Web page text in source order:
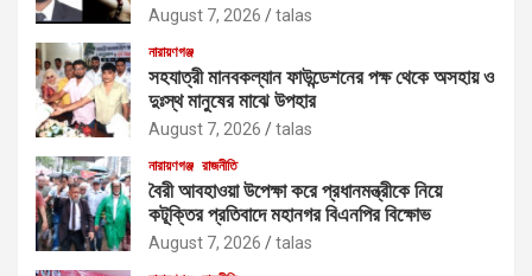
August 7, 2026 talas
নারায়ণগঞ্জ
সহযাত্রী মানবকল্যান ফাউন্ডেশনের পক্ষ থেকে অসহায় ও
দুঃস্থ মানুষের মাঝে উপহার
August 7, 2026 talas
নারায়ণগঞ্জ রাজনীতি
বৈরী আবহাওয়া উপেক্ষা করে প্রধানমন্ত্রীকে নিয়ে
কটূক্তির প্রতিবাদে মহানগর বিএনপির বিক্ষোভ
August 7, 2026 talas